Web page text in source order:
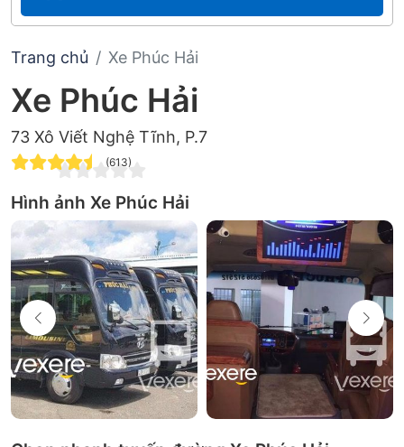
Trang chủ Xe Phúc Hải
Xe Phúc Hải
73 Xô Viết Nghệ Tĩnh, P.7
(613)
Hình ảnh Xe Phúc Hải